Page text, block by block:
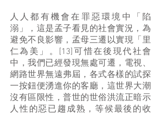
人人都有機會在罪惡環境中「陷
溺」，這是孟子看見的社會實況，為
避免不良影響，孟母三遷以實現「里
仁為美」。[13]可惜在後現代社會
中，我們已經發現無處可遷，電視、
網路世界無遠弗屆，各式各樣的試探
一按鈕便湧進你的客廳，這世界大潮
沒有區限性，普世的世俗洪流正暗示
人性的惡已趨成熟，等候最後的收